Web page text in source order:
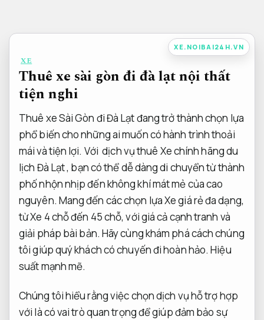
nội
dung
XE.NOIBAI24H.VN
XE
Thuê xe sài gòn đi đà lạt nội thất
tiện nghi
Thuê xe Sài Gòn đi Đà Lạt đang trở thành chọn lựa
phổ biến cho những ai muốn có hành trình thoải
mái và tiện lợi. Với dịch vụ thuê Xe chính hãng du
lịch Đà Lạt, bạn có thể dễ dàng di chuyển từ thành
phố nhộn nhịp đến không khí mát mẻ của cao
nguyên. Mang đến các chọn lựa Xe giá rẻ đa dạng,
từ Xe 4 chỗ đến 45 chỗ, với giá cả cạnh tranh và
giải pháp bài bản. Hãy cùng khám phá cách chúng
tôi giúp quý khách có chuyến đi hoàn hảo. Hiệu
suất mạnh mẽ.
Chúng tôi hiểu rằng việc chọn dịch vụ hỗ trợ hợp
với là có vai trò quan trọng để giúp đảm bảo sự